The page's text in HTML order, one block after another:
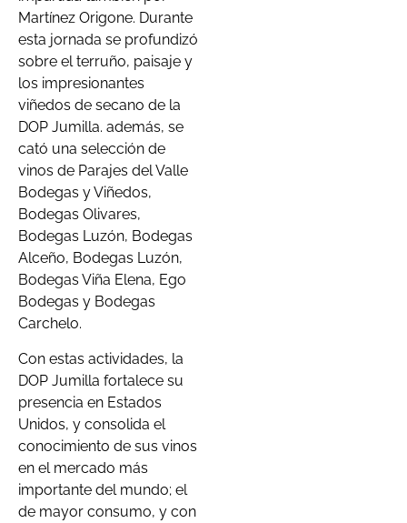
Martínez Origone. Durante
esta jornada se profundizó
sobre el terruño, paisaje y
los impresionantes
viñedos de secano de la
DOP Jumilla. además, se
cató una selección de
vinos de Parajes del Valle
Bodegas y Viñedos,
Bodegas Olivares,
Bodegas Luzón, Bodegas
Alceño, Bodegas Luzón,
Bodegas Viña Elena, Ego
Bodegas y Bodegas
Carchelo.
Con estas actividades, la
DOP Jumilla fortalece su
presencia en Estados
Unidos, y consolida el
conocimiento de sus vinos
en el mercado más
importante del mundo; el
de mayor consumo, y con